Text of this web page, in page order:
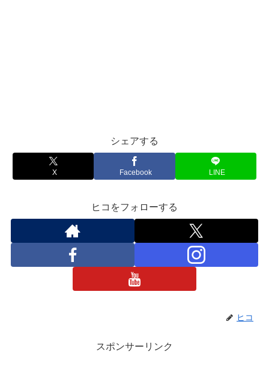
シェアする
X Facebook LINE
ヒコをフォローする
ヒコ
スポンサーリンク